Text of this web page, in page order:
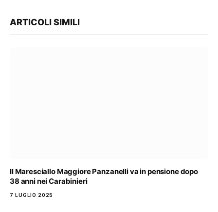
ARTICOLI SIMILI
Il Maresciallo Maggiore Panzanelli va in pensione dopo
38 anni nei Carabinieri
7 LUGLIO 2025